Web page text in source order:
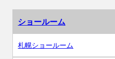
ショールーム
札幌ショールーム